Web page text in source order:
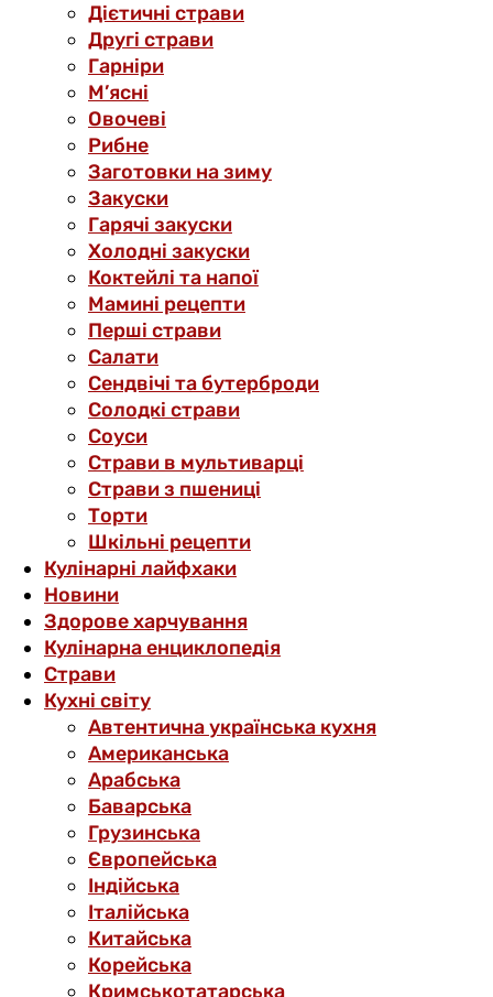
Дієтичні страви
Другі страви
Гарніри
М’ясні
Овочеві
Рибне
Заготовки на зиму
Закуски
Гарячі закуски
Холодні закуски
Коктейлі та напої
Мамині рецепти
Перші страви
Салати
Сендвічі та бутерброди
Солодкі страви
Соуси
Страви в мультиварці
Страви з пшениці
Торти
Шкільні рецепти
Кулінарні лайфхаки
Новини
Здорове харчування
Кулінарна енциклопедія
Страви
Кухні світу
Автентична українська кухня
Американська
Арабська
Баварська
Грузинська
Європейська
Індійська
Італійська
Китайська
Корейська
Кримськотатарська